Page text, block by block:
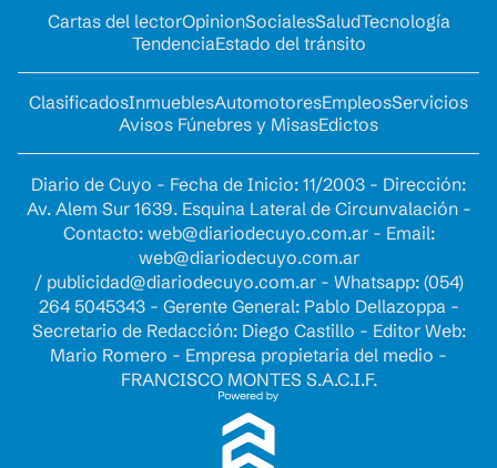
Cartas del lectorOpinionSocialesSaludTecnología
TendenciaEstado del tránsito
ClasificadosInmueblesAutomotoresEmpleosServicios
Avisos Fúnebres y MisasEdictos
Diario de Cuyo - Fecha de Inicio: 11/2003 - Dirección:
Av. Alem Sur 1639. Esquina Lateral de Circunvalación -
Contacto: web@diariodecuyo.com.ar- Email:
web@diariodecuyo.com.ar
/ publicidad@diariodecuyo.com.ar- Whatsapp: (054)
264 5045343 - Gerente General: Pablo Dellazoppa -
Secretario de Redacción: Diego Castillo - Editor Web:
Mario Romero - Empresa propietaria del medio -
FRANCISCO MONTES S.A.C.I.F.